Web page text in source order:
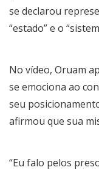
se declarou
“estado” e o
No vídeo, Oruam
se emociona ao
seu
afirmou que sua
“Eu falo pelos